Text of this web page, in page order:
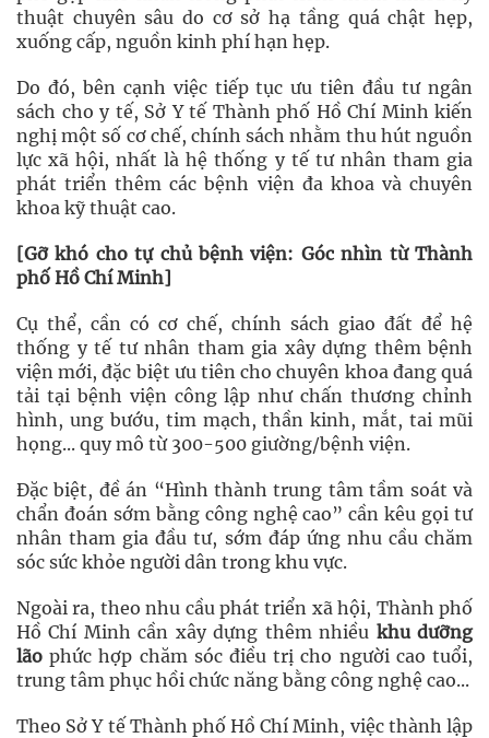
thuật chuyên sâu do cơ sở hạ tầng quá chật hẹp,
xuống cấp, nguồn kinh phí hạn hẹp.
Do đó, bên cạnh việc tiếp tục ưu tiên đầu tư ngân
sách cho y tế, Sở Y tế Thành phố Hồ Chí Minh kiến
nghị một số cơ chế, chính sách nhằm thu hút nguồn
lực xã hội, nhất là hệ thống y tế tư nhân tham gia
phát triển thêm các bệnh viện đa khoa và chuyên
khoa kỹ thuật cao.
[Gỡ khó cho tự chủ bệnh viện: Góc nhìn từ Thành
phố Hồ Chí Minh]
Cụ thể, cần có cơ chế, chính sách giao đất để hệ
thống y tế tư nhân tham gia xây dựng thêm bệnh
viện mới, đặc biệt ưu tiên cho chuyên khoa đang quá
tải tại bệnh viện công lập như chấn thương chỉnh
hình, ung bướu, tim mạch, thần kinh, mắt, tai mũi
họng... quy mô từ 300-500 giường/bệnh viện.
Đặc biệt, đề án “Hình thành trung tâm tầm soát và
chẩn đoán sớm bằng công nghệ cao” cần kêu gọi tư
nhân tham gia đầu tư, sớm đáp ứng nhu cầu chăm
sóc sức khỏe người dân trong khu vực.
Ngoài ra, theo nhu cầu phát triển xã hội, Thành phố
Hồ Chí Minh cần xây dựng thêm nhiều khu dưỡng
lão phức hợp chăm sóc điều trị cho người cao tuổi,
trung tâm phục hồi chức năng bằng công nghệ cao...
Theo Sở Y tế Thành phố Hồ Chí Minh, việc thành lập